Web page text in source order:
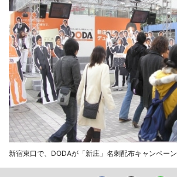
新宿東口で、DODAが「新庄」名刺配布キャンペーン